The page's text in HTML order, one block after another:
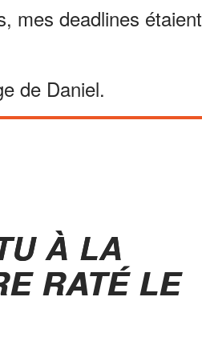
mes deadlines étaient
de Daniel.
À LA
RATÉ LE